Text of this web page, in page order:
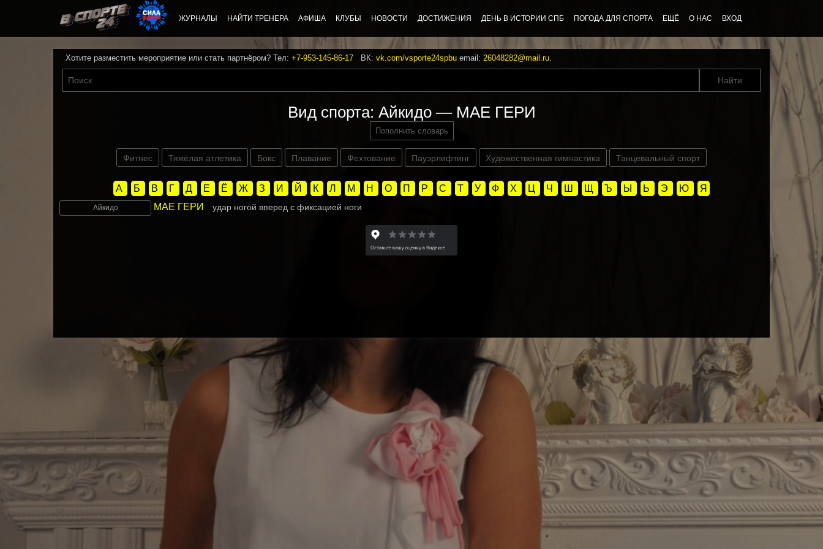
ЖУРНАЛЫ НАЙТИ ТРЕНЕРА АФИША КЛУБЫ НОВОСТИ ДОСТИЖЕНИЯ ДЕНЬ В ИСТОРИИ СПБ ПОГОДА ДЛЯ СПОРТА ЕЩЁ О НАС ВХОД
Хотите разместить мероприятие или стать партнёром? Тел: +7-953-145-86-17 ВК: vk.com/vsporte24spbu email: 26048282@mail.ru.
Вид спорта: Айкидо — МАЕ ГЕРИ
Пополнить словарь
Фитнес Тяжёлая атлетика Бокс Плавание Фехтование Пауэрлифтинг Художественная гимнастика Танцевальный спорт
А Б В Г Д Е Ё Ж З И Й К Л М Н О П Р С Т У Ф Х Ц Ч Ш Щ Ъ Ы Ь Э Ю Я
Айкидо МАЕ ГЕРИ удар ногой вперед с фиксацией ноги